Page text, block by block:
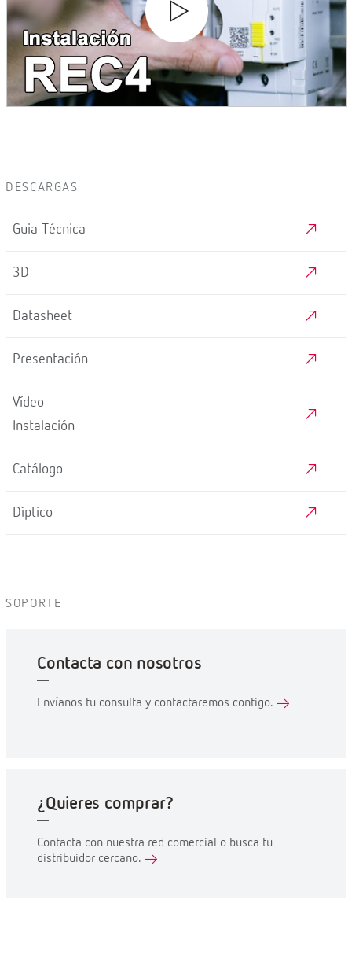
DESCARGAS
Guia Técnica
3D
Datasheet
Presentación
Vídeo
Instalación
Catálogo
Díptico
SOPORTE
Contacta con nosotros
Envíanos tu consulta y contactaremos contigo.
¿Quieres comprar?
Contacta con nuestra red comercial o busca tu
distribuidor cercano.